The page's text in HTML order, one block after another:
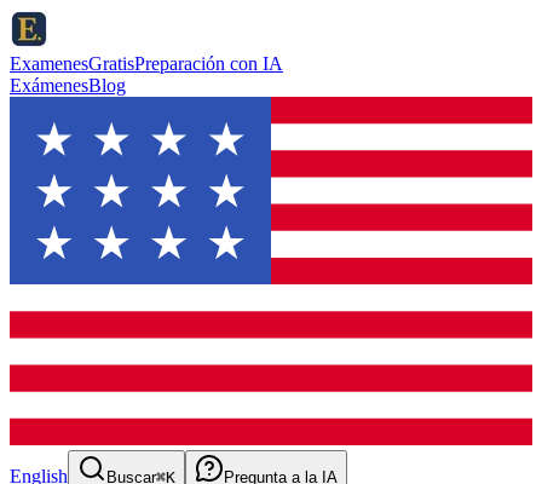
ExamenesGratisPreparación con IA
ExámenesBlog
English Buscar⌘K Pregunta a la IA